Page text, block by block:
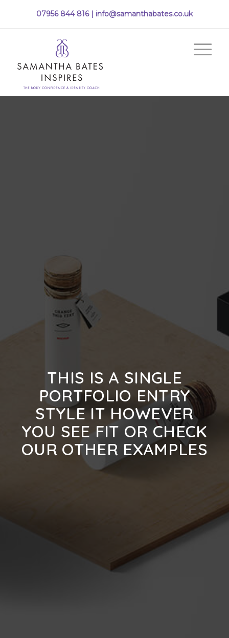
07956 844 816 | info@samanthabates.co.uk
THIS IS A SINGLE
PORTFOLIO ENTRY
STYLE IT HOWEVER
YOU SEE FIT OR CHECK
OUR OTHER EXAMPLES